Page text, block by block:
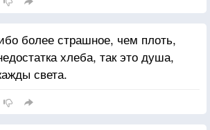
более страшное, чем плоть,
хлеба, так это душа,
света.